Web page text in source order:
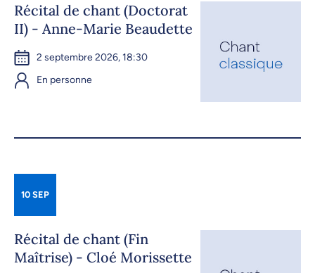
Récital de chant (Doctorat
II) - Anne-Marie Beaudette
2 septembre 2026, 18:30
En personne
10 SEP
Récital de chant (Fin
Maîtrise) - Cloé Morissette